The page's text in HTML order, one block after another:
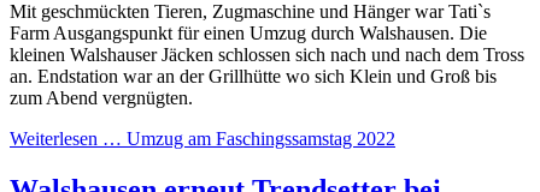
Mit geschmückten Tieren, Zugmaschine und Hänger war Tati`s
Farm Ausgangspunkt für einen Umzug durch Walshausen. Die
kleinen Walshauser Jäcken schlossen sich nach und nach dem Tross
an. Endstation war an der Grillhütte wo sich Klein und Groß bis
zum Abend vergnügten.
Weiterlesen … Umzug am Faschingssamstag 2022